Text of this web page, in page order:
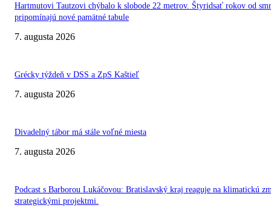
Hartmutovi Tautzovi chýbalo k slobode 22 metrov. Štyridsať rokov od
pripomínajú nové pamätné tabule
7. augusta 2026
Grécky týždeň v DSS a ZpS Kaštieľ
7. augusta 2026
Divadelný tábor má stále voľné miesta
7. augusta 2026
Podcast s Barborou Lukáčovou: Bratislavský kraj reaguje na klimatickú
strategickými projektmi.